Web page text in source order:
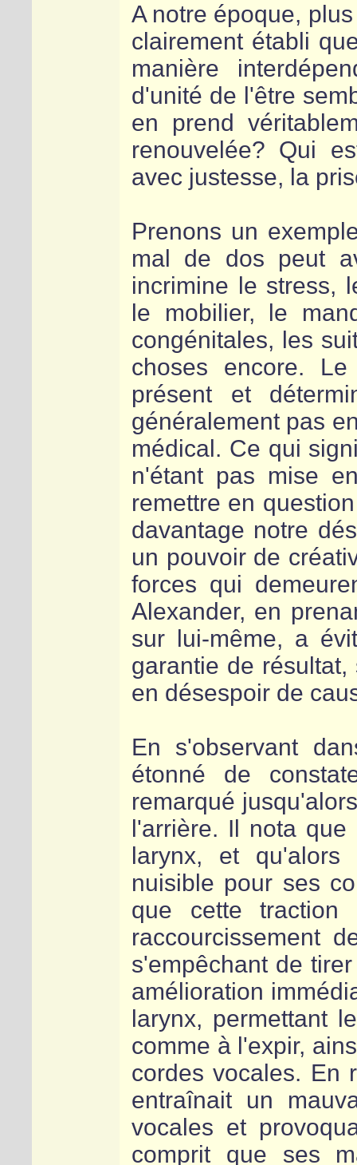
A notre époque,
clairement établi
manière
d'unité de l'être
en prend
renouvelée? Qui
avec justesse, la
Prenons un
mal de dos peut
incrimine le stress,
le mobilier, le
congénitales, les
choses encore.
présent et
généralement pas
médical. Ce qui
n'étant pas mise
remettre en
davantage notre
un pouvoir de
forces qui
Alexander, en
sur lui-même, a
garantie de
en désespoir de
En s'observant
étonné de
remarqué
l'arrière. Il nota
larynx, et
nuisible pour ses
que cette
raccourcissement
s'empêchant de
amélioration
larynx, permettant
comme à l'expir,
cordes vocales. En
entraînait un
vocales et
comprit que ses